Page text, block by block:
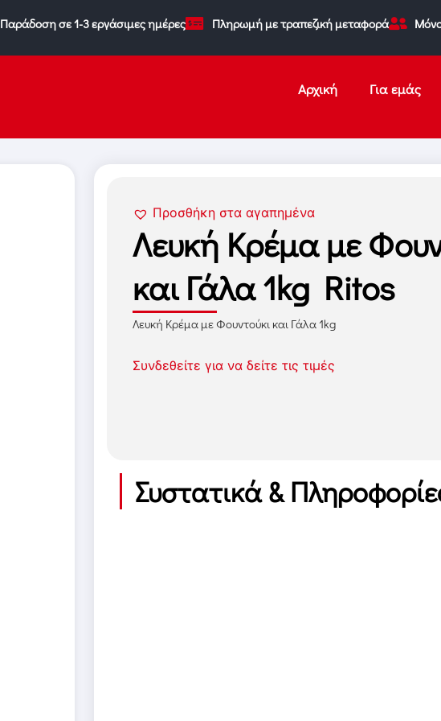
Παράδοση σε 1-3 εργάσιμες ημέρες Πληρωμή με τραπεζική μεταφορά
Αρχική Για εμάς
Προσθήκη στα αγαπημένα
Λευκή Κρέμα με
και Γάλα 1kg Ritos
Λευκή Κρέμα με Φουντούκι και Γάλα 1kg
Συνδεθείτε για να δείτε τις τιμές
Συστατικά &